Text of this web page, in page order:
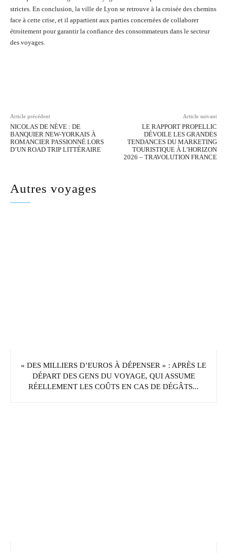
strictes. En conclusion, la ville de Lyon se retrouve à la croisée des chemins
face à cette crise, et il appartient aux parties concernées de collaborer
étroitement pour garantir la confiance des consommateurs dans le secteur
des voyages.
Article précédent
NICOLAS DE NÈVE : DE
BANQUIER NEW-YORKAIS À
ROMANCIER PASSIONNÉ LORS
D’UN ROAD TRIP LITTÉRAIRE
Article suivant
LE RAPPORT PROPELLIC
DÉVOILE LES GRANDES
TENDANCES DU MARKETING
TOURISTIQUE À L’HORIZON
2026 – TRAVOLUTION FRANCE
Autres voyages
« DES MILLIERS D’EUROS À DÉPENSER » : APRÈS LE
DÉPART DES GENS DU VOYAGE, QUI ASSUME
RÉELLEMENT LES COÛTS EN CAS DE DÉGÂTS...